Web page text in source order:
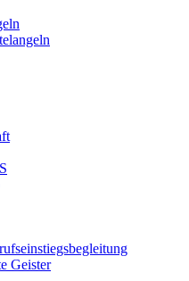
Geister